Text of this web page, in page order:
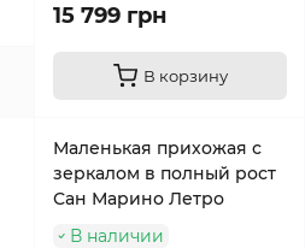
15 799 грн
В корзину
Маленькая прихожая с
зеркалом в полный рост
Сан Марино Летро
В наличии